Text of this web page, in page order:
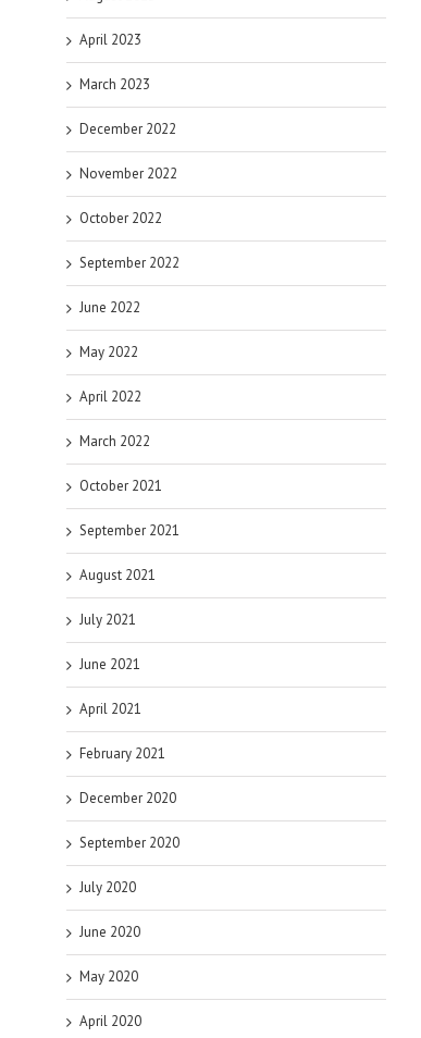
April 2023
March 2023
December 2022
November 2022
October 2022
September 2022
June 2022
May 2022
April 2022
March 2022
October 2021
September 2021
August 2021
July 2021
June 2021
April 2021
February 2021
December 2020
September 2020
July 2020
June 2020
May 2020
April 2020